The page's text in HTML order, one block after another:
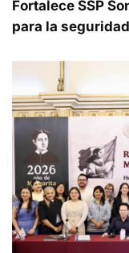
Fortalece SSP
para la